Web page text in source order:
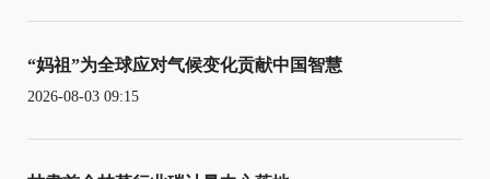
“妈祖”为全球应对气候变化贡献中国智慧
2026-08-03 09:15